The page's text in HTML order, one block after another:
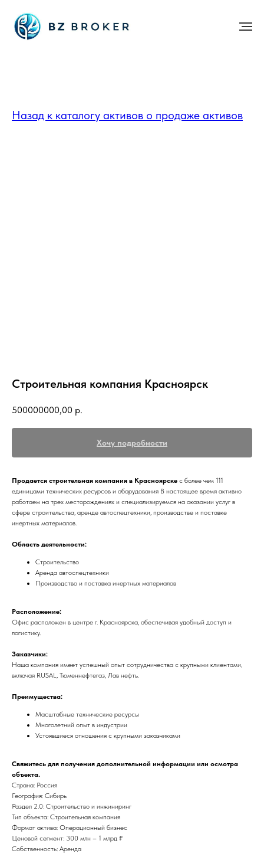
Назад к каталогу активов о продаже активов
Строительная компания Красноярск
500000000,00 р.
Хочу подробности
Продается строительная компания в Красноярске с более чем 111
единицами технических ресурсов и оборудования В настоящее время активно
работаем на трех месторождениях и специализируемся на оказании услуг в
сфере строительства, аренде автоспецтехники, производстве и поставке
инертных материалов.
Область деятельности:
Строительство
Аренда автоспецтехники
Производство и поставка инертных материалов
Расположение:
Офис расположен в центре г. Красноярска, обеспечивая удобный доступ и
логистику.
Заказчики:
Наша компания имеет успешный опыт сотрудничества с крупными клиентами,
включая RUSAL, Тюменнефтегаз, Лав нефть.
Преимущества:
Масштабные технические ресурсы
Многолетний опыт в индустрии
Устоявшиеся отношения с крупными заказчиками
Свяжитесь для получения дополнительной информации или осмотра
объекта.
Страна: Россия
География: Сибирь
Раздел 2.0: Строительство и инжиниринг
Тип объекта: Строительная компания
Формат актива: Операционный бизнес
Ценовой сегмент: 300 млн – 1 млрд ₽
Собственность: Аренда